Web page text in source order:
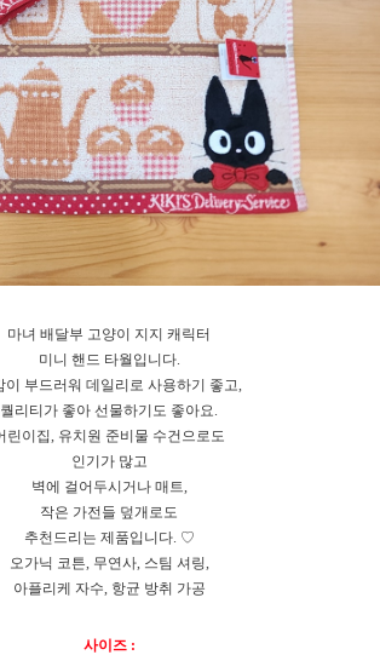
마녀 배달부 고양이 지지 캐릭터
미니 핸드 타월입니다.
이 부드러워 데일리로 사용하기 좋고,
퀄리티가 좋아 선물하기도 좋아요.
린이집, 유치원 준비물 수건으로도
인기가 많고
벽에 걸어두시거나 매트,
작은 가전들 덮개로도
추천드리는 제품입니다. ♡
오가닉 코튼, 무연사, 스팀 셔링,
아플리케 자수, 항균 방취 가공
사이즈 :